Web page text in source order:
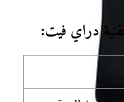
دراي فيت: